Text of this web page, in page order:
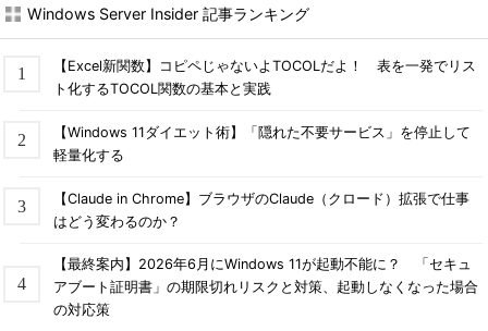
Windows Server Insider 記事ランキング
【Excel新関数】コピペじゃないよTOCOLだよ！ 表を一発でリス
ト化するTOCOL関数の基本と実践
【Windows 11ダイエット術】「隠れた不要サービス」を停止して
軽量化する
【Claude in Chrome】ブラウザのClaude（クロード）拡張で仕事
はどう変わるのか？
【最終案内】2026年6月にWindows 11が起動不能に？ 「セキュ
アブート証明書」の期限切れリスクと対策、起動しなくなった場合
の対応策